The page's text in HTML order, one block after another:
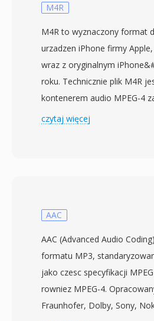
M4R
M4R to wyznaczony format
urzadzen iPhone firmy
wraz z oryginalnym
roku. Technicznie plik M4R
kontenerem audio MPEG-4
AAC, takim jak M4A —
a jednoczesnie odrębne
muzycznych w selektorze
odwrotnie. Tworzenie M4R
zakodowaniu krotkiego klipu
przycieciu go do dozwolonej
nazwy pliku. iTunes (lub
czytaj więcej
AAC
AAC (Advanced Audio
formatu MP3,
jako czesc specyfikacji
rowniez MPEG-4.
Fraunhofer, Dolby, Sony,